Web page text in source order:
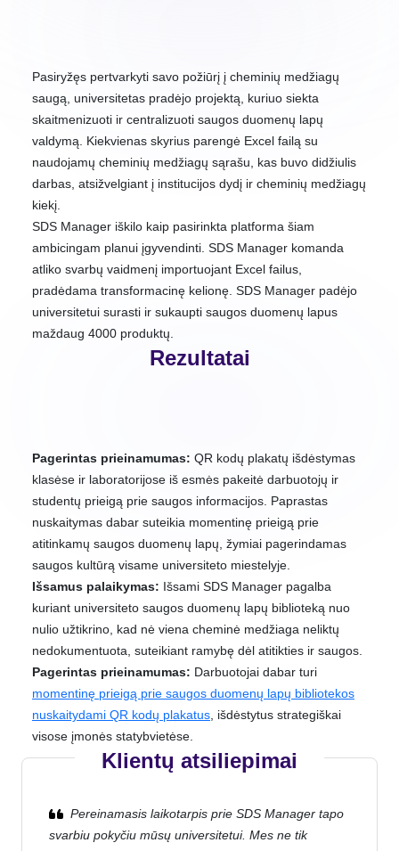
Pasiryžęs pertvarkyti savo požiūrį į cheminių medžiagų
saugą, universitetas pradėjo projektą, kuriuo siekta
skaitmenizuoti ir centralizuoti saugos duomenų lapų
valdymą. Kiekvienas skyrius parengė Excel failą su
naudojamų cheminių medžiagų sąrašu, kas buvo didžiulis
darbas, atsižvelgiant į institucijos dydį ir cheminių medžiagų
kiekį.
SDS Manager iškilo kaip pasirinkta platforma šiam
ambicingam planui įgyvendinti. SDS Manager komanda
atliko svarbų vaidmenį importuojant Excel failus,
pradėdama transformacinę kelionę. SDS Manager padėjo
universitetui surasti ir sukaupti saugos duomenų lapus
maždaug 4000 produktų.
Rezultatai
Pagerintas prieinamumas: QR kodų plakatų išdėstymas
klasėse ir laboratorijose iš esmės pakeitė darbuotojų ir
studentų prieigą prie saugos informacijos. Paprastas
nuskaitymas dabar suteikia momentinę prieigą prie
atitinkamų saugos duomenų lapų, žymiai pagerindamas
saugos kultūrą visame universiteto miestelyje.
Išsamus palaikymas: Išsami SDS Manager pagalba
kuriant universiteto saugos duomenų lapų biblioteką nuo
nulio užtikrino, kad nė viena cheminė medžiaga neliktų
nedokumentuota, suteikiant ramybę dėl atitikties ir saugos.
Pagerintas prieinamumas: Darbuotojai dabar turi
momentinę prieigą prie saugos duomenų lapų bibliotekos
nuskaitydami QR kodų plakatus , išdėstytus strategiškai
visose įmonės statybvietėse.
Klientų atsiliepimai
Pereinamasis laikotarpis prie SDS Manager tapo
svarbiu pokyčiu mūsų universitetui. Mes ne tik